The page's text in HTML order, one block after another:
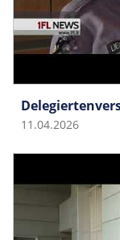
11.04.2026